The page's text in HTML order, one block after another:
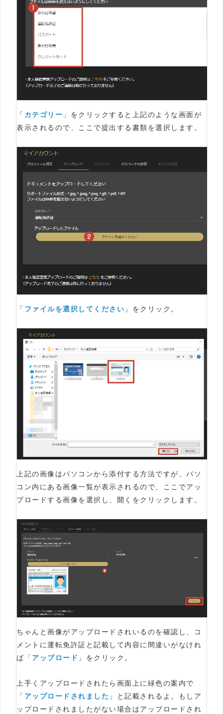
「 カテゴリー 」をクリックすると上記のような画面が
表示されるので、ここで提出する書類を選択します。
「 ファイルを選択してください 」をクリック。
上記の画像はパソコンから添付する方法ですが、パソ
コン内にある画像一覧が表示されるので、ここでアッ
プロードする画像を選択し、開くをクリックします。
ちゃんと画像がアップロードされいるのを確認し、コ
メントに運転免許証と記載して内容に間違いがなけれ
ば「アップロード 」をクリック。
上手くアップロードされたら画面上に緑色の案内で
「 アップロードされました 」と記載されるよ。もしア
ップロードされましたがない場合はアップロードされ